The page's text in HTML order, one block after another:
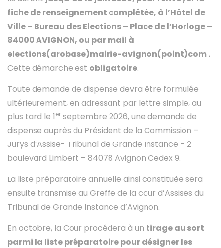
fiche de renseignement complétée, à l’Hôtel de
Ville – Bureau des Elections – Place de l’Horloge –
84000 AVIGNON, ou par mail à
elections(arobase)mairie-avignon(point)com .
Cette démarche est obligatoire.
Toute demande de dispense devra être formulée
ultérieurement, en adressant par lettre simple, au
plus tard le 1er septembre 2026, une demande de
dispense auprès du Président de la Commission –
Jurys d’Assise- Tribunal de Grande Instance – 2
boulevard Limbert – 84078 Avignon Cedex 9.
La liste préparatoire annuelle ainsi constituée sera
ensuite transmise au Greffe de la cour d’Assises du
Tribunal de Grande Instance d’Avignon.
En octobre, la Cour procédera à un tirage au sort
parmi la liste préparatoire pourdésigner les